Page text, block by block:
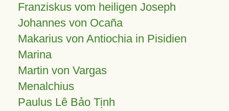
Franziskus vom heiligen Joseph
Johannes von Ocaña
Makarius von Antiochia in Pisidien
Marina
Martin von Vargas
Menalchius
Paulus Lê Bảo Tịnh